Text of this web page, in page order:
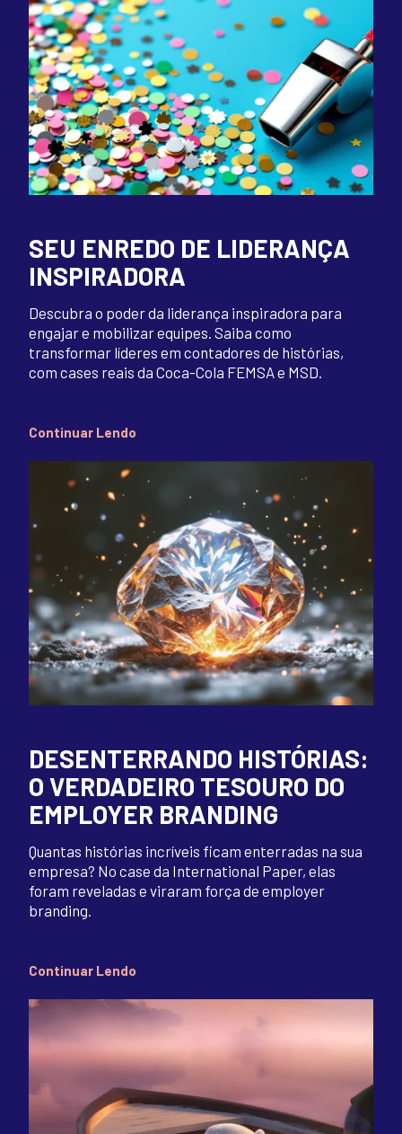
SEU ENREDO DE LIDERANÇA
INSPIRADORA
Descubra o poder da liderança inspiradora para
engajar e mobilizar equipes. Saiba como
transformar líderes em contadores de histórias,
com cases reais da Coca-Cola FEMSA e MSD.
Continuar Lendo
DESENTERRANDO HISTÓRIAS:
O VERDADEIRO TESOURO DO
EMPLOYER BRANDING
Quantas histórias incríveis ficam enterradas na sua
empresa? No case da International Paper, elas
foram reveladas e viraram força de employer
branding.
Continuar Lendo